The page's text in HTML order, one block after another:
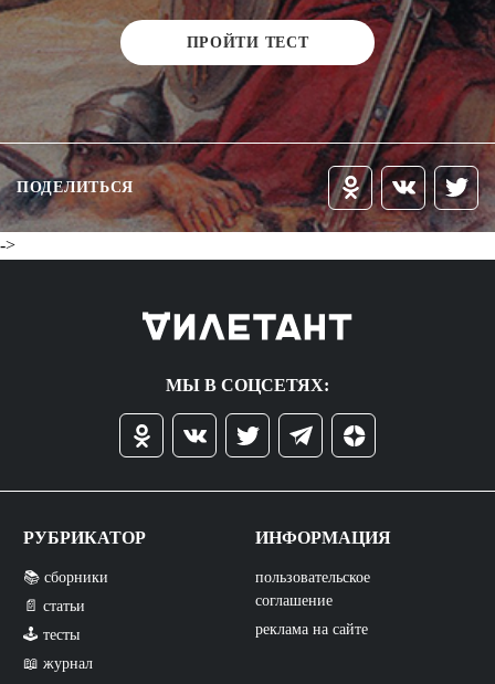
ПРОЙТИ ТЕСТ
ПОДЕЛИТЬСЯ
->
МЫ В СОЦСЕТЯХ:
РУБРИКАТОР
📚 сборники
📄 статьи
🕹️ тесты
📖 журнал
ИНФОРМАЦИЯ
пользовательское
соглашение
реклама на сайте